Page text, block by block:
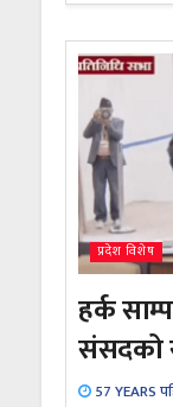
प्रदेश विशेष
हर्क
संसदको
57 YEARS